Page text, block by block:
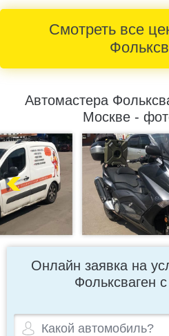
Смотреть все
Автомастера
Москве -
Онлайн заявка на
Фольксваген